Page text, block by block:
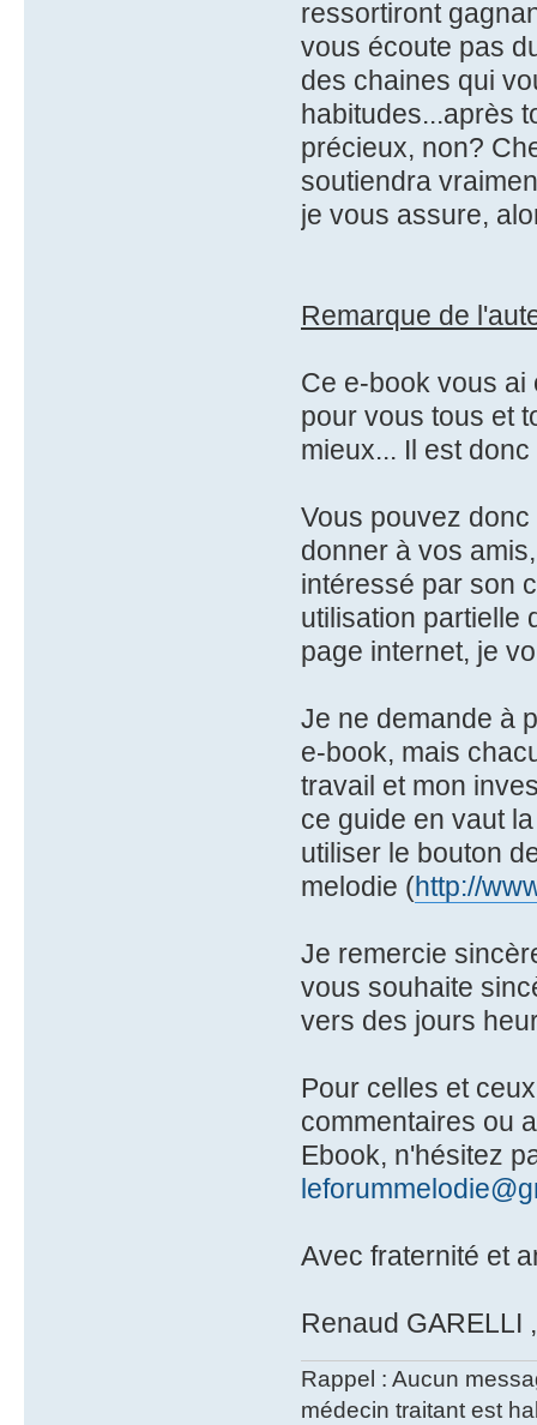
ressortiront
vous écoute pas
des chaines qui
habitudes...après
précieux, non?
soutiendra
je vous assure,
Remarque de
Ce e-book vous ai
pour vous tous et
mieux... Il est
Vous pouvez
donner à vos
intéressé par son
utilisation partielle
page internet, je
Je ne demande à
e-book, mais
travail et mon
ce guide en vaut
utiliser le bouton
melodie (http://
Je remercie
vous souhaite
vers des jours
Pour celles et
commentaires ou
Ebook, n'hésitez
Avec fraternité et
Renaud GARELLI
Rappel : Aucun
médecin traitant est